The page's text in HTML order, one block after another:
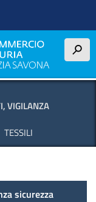
h
VIGILANZA
TESSILI
Vigilanza
sicurezza